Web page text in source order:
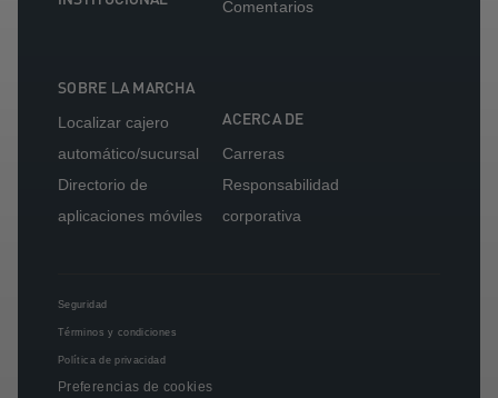
Comentarios
SOBRE LA MARCHA
Localizar cajero
automático/sucursal
Directorio de
aplicaciones móviles
ACERCA DE
Carreras
Responsabilidad
corporativa
Seguridad
Términos y condiciones
Política de privacidad
Preferencias de cookies